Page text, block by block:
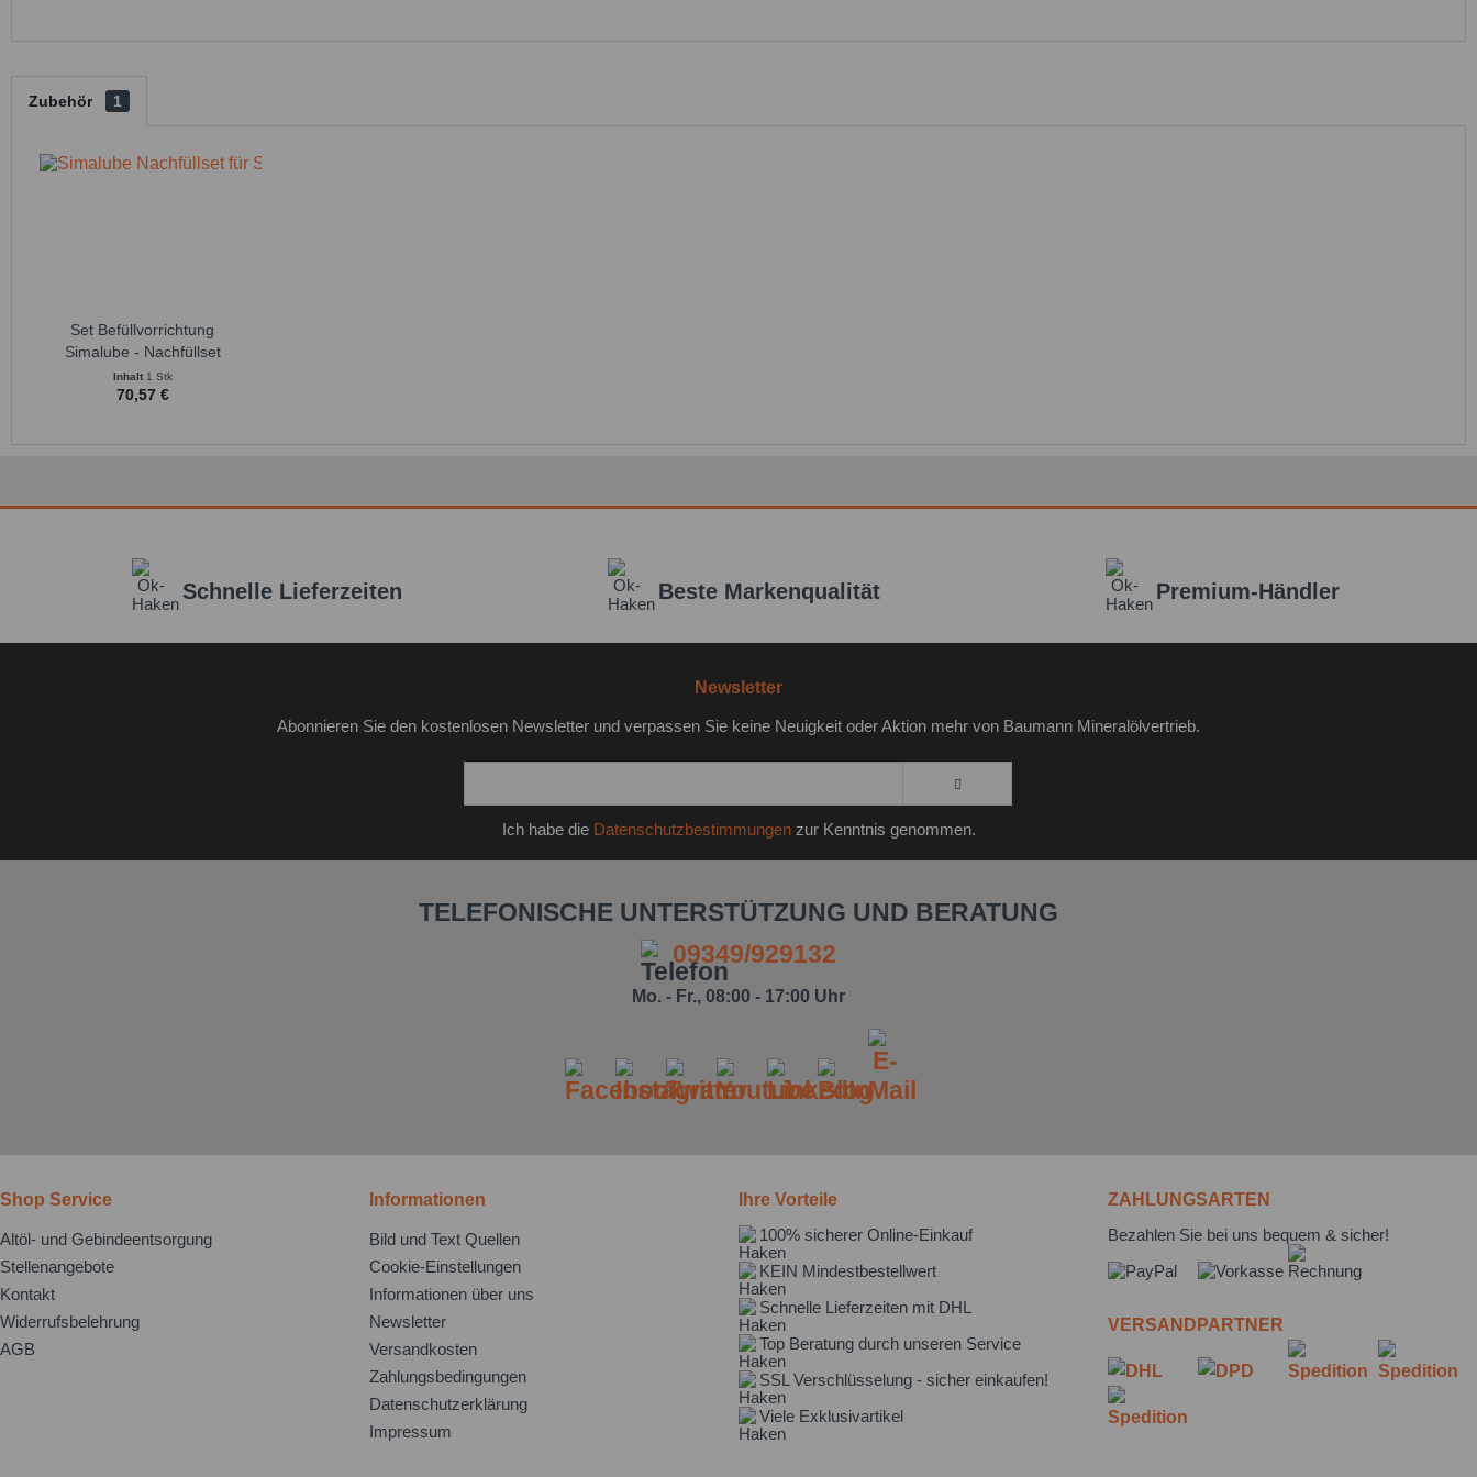
Zubehör 1
Set Befüllvorrichtung
Simalube - Nachfüllset
Simalube Schmierstoffgeber
Inhalt 1 Stk
70,57 €
Schnelle Lieferzeiten Beste Markenqualität Premium-Händler
Newsletter
Abonnieren Sie den kostenlosen Newsletter und verpassen Sie keine Neuigkeit oder Aktion mehr von Baumann Mineralölvertrieb.
Ich habe die Datenschutzbestimmungenzur Kenntnis genommen.
TELEFONISCHE UNTERSTÜTZUNG UND BERATUNG
09349/929132
Mo. - Fr., 08:00 - 17:00 Uhr
Shop Service
Altöl- und Gebindeentsorgung
Stellenangebote
Kontakt
Widerrufsbelehrung
AGB
Informationen
Bild und Text Quellen
Cookie-Einstellungen
Informationen über uns
Newsletter
Versandkosten
Zahlungsbedingungen
Datenschutzerklärung
Impressum
Ihre Vorteile
100% sicherer Online-Einkauf
KEIN Mindestbestellwert
Schnelle Lieferzeiten mit DHL
Top Beratung durch unseren Service
SSL Verschlüsselung - sicher einkaufen!
Viele Exklusivartikel
ZAHLUNGSARTEN
Bezahlen Sie bei uns bequem & sicher!
VERSANDPARTNER